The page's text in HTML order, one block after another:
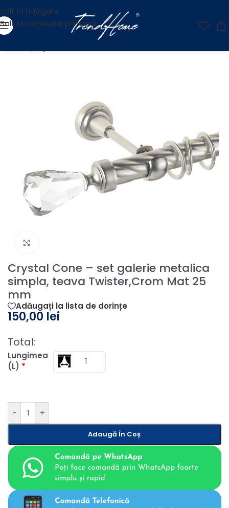
Salt la navigare
Salt la conținutul principal
Crystal Cone – set galerie metalica
simpla, teava Twister,Crom Mat 25
mm
Adăugați la lista de dorințe
150,00 lei
Lungimea
(L) *
- +
Adaugă În Coș
Total: